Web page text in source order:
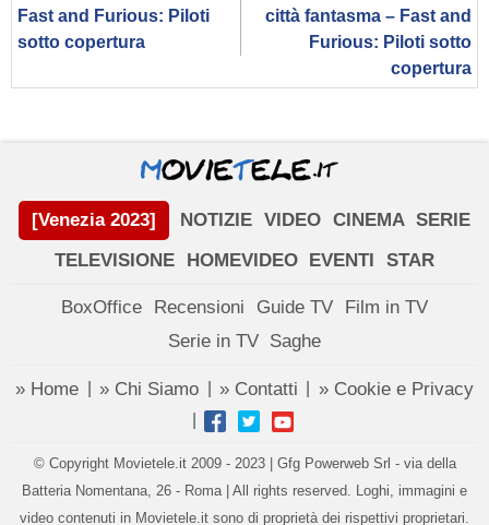
Fast and Furious: Piloti
sotto copertura
città fantasma – Fast and
Furious: Piloti sotto
copertura
[Venezia 2023] NOTIZIE VIDEO CINEMA SERIE
TELEVISIONE
HOMEVIDEO EVENTI STAR
BoxOffice Recensioni Guide TV
Film in TV
Serie in TV Saghe
» Home » Chi Siamo » Contatti » Cookie e Privacy
© Copyright Movietele.it 2009 - 2023 | Gfg Powerweb Srl - via della
Batteria Nomentana, 26 - Roma | All rights reserved. Loghi, immagini e
video contenuti in Movietele.it sono di proprietà dei rispettivi proprietari.